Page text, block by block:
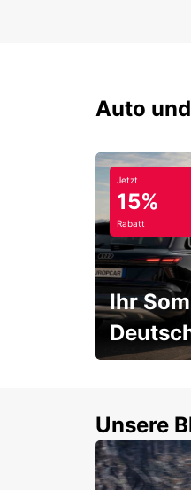
Auto
Jetzt
15%
Rabatt
Ihr
Unsere